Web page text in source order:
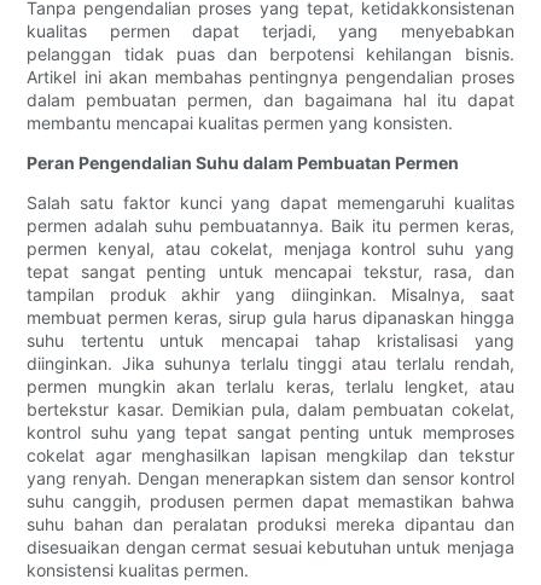
Tanpa pengendalian proses yang tepat, ketidakkonsistenan
kualitas permen dapat terjadi, yang menyebabkan
pelanggan tidak puas dan berpotensi kehilangan bisnis.
Artikel ini akan membahas pentingnya pengendalian proses
dalam pembuatan permen, dan bagaimana hal itu dapat
membantu mencapai kualitas permen yang konsisten.
Peran Pengendalian Suhu dalam Pembuatan Permen
Salah satu faktor kunci yang dapat memengaruhi kualitas
permen adalah suhu pembuatannya. Baik itu permen keras,
permen kenyal, atau cokelat, menjaga kontrol suhu yang
tepat sangat penting untuk mencapai tekstur, rasa, dan
tampilan produk akhir yang diinginkan. Misalnya, saat
membuat permen keras, sirup gula harus dipanaskan hingga
suhu tertentu untuk mencapai tahap kristalisasi yang
diinginkan. Jika suhunya terlalu tinggi atau terlalu rendah,
permen mungkin akan terlalu keras, terlalu lengket, atau
bertekstur kasar. Demikian pula, dalam pembuatan cokelat,
kontrol suhu yang tepat sangat penting untuk memproses
cokelat agar menghasilkan lapisan mengkilap dan tekstur
yang renyah. Dengan menerapkan sistem dan sensor kontrol
suhu canggih, produsen permen dapat memastikan bahwa
suhu bahan dan peralatan produksi mereka dipantau dan
disesuaikan dengan cermat sesuai kebutuhan untuk menjaga
konsistensi kualitas permen.